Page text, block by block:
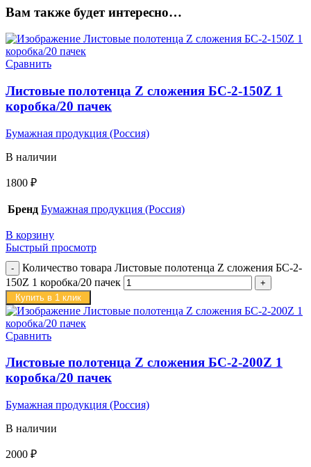
Вам также будет интересно…
Сравнить
Листовые полотенца Z сложения БС-2-150Z 1
коробка/20 пачек
Бумажная продукция (Россия)
В наличии
1800 ₽
Бренд Бумажная продукция (Россия)
В корзину
Быстрый просмотр
Количество товара Листовые полотенца Z сложения БС-2-
150Z 1 коробка/20 пачек
Купить в 1 клик
Сравнить
Листовые полотенца Z сложения БС-2-200Z 1
коробка/20 пачек
Бумажная продукция (Россия)
В наличии
2000 ₽